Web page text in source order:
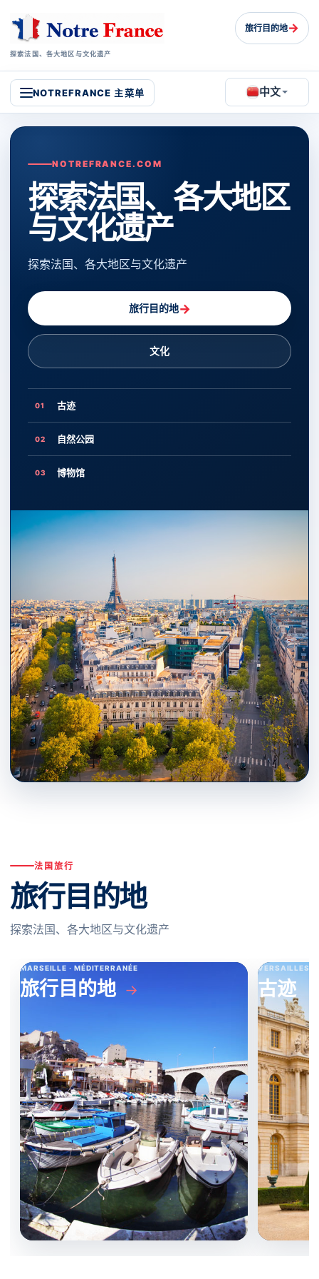
探索法国、各大地区与文化遗产
旅行目的地→
NOTREFRANCE 主菜单 中文
NOTREFRANCE.COM
探索法国、各大地区
与文化遗产
探索法国、各大地区与文化遗产
旅行目的地→
文化
01 古迹
02 自然公园
03 博物馆
法国旅行
旅行目的地
探索法国、各大地区与文化遗产
MARSEILLE · MÉDITERRANÉE
旅行目的地 →
VERSAILLES ·
古迹